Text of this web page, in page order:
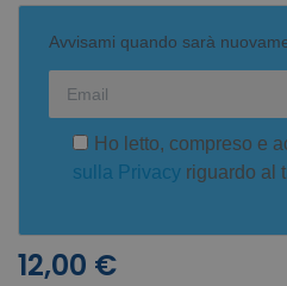
Avvisami quando sarà
Ho letto, compreso e
sulla Privacy riguardo al
12,00 €